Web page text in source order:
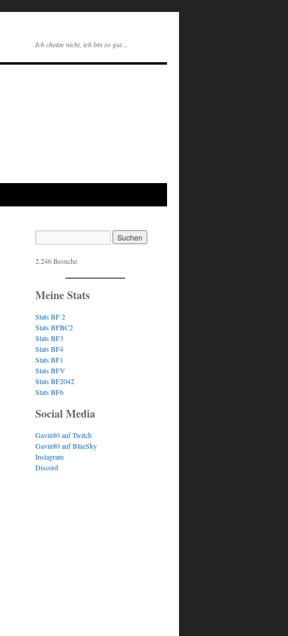
Ich cheate nicht, ich bin so gut…
2.246 Besuche
Meine Stats
Stats BF 2
Stats BFBC2
Stats BF3
Stats BF4
Stats BF1
Stats BFV
Stats BF2042
Stats BF6
Social Media
Gavin80 auf Twitch
Gavin80 auf BlueSky
Instagram
Discord